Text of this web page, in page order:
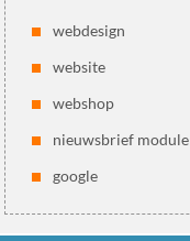
webdesign
website
webshop
nieuwsbrief module
google